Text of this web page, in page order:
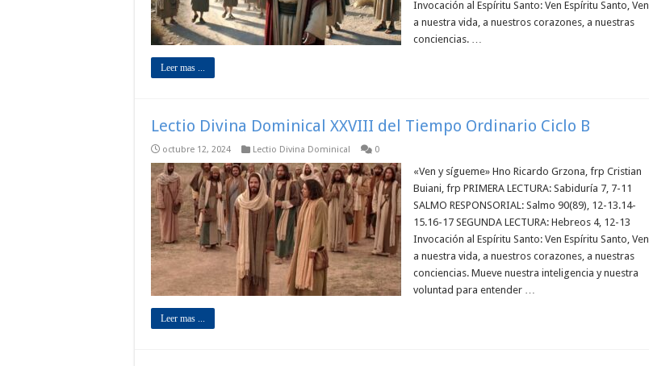
Invocación al Espíritu Santo: Ven Espíritu Santo, Ven
a nuestra vida, a nuestros corazones, a nuestras
conciencias. …
Leer mas ...
Lectio Divina Dominical XXVIII del Tiempo Ordinario Ciclo B
octubre 12, 2024 Lectio Divina Dominical 0
«Ven y sígueme» Hno Ricardo Grzona, frp Cristian
Buiani, frp PRIMERA LECTURA: Sabiduría 7, 7-11
SALMO RESPONSORIAL: Salmo 90(89), 12-13.14-
15.16-17 SEGUNDA LECTURA: Hebreos 4, 12-13
Invocación al Espíritu Santo: Ven Espíritu Santo, Ven
a nuestra vida, a nuestros corazones, a nuestras
conciencias. Mueve nuestra inteligencia y nuestra
voluntad para entender …
Leer mas ...